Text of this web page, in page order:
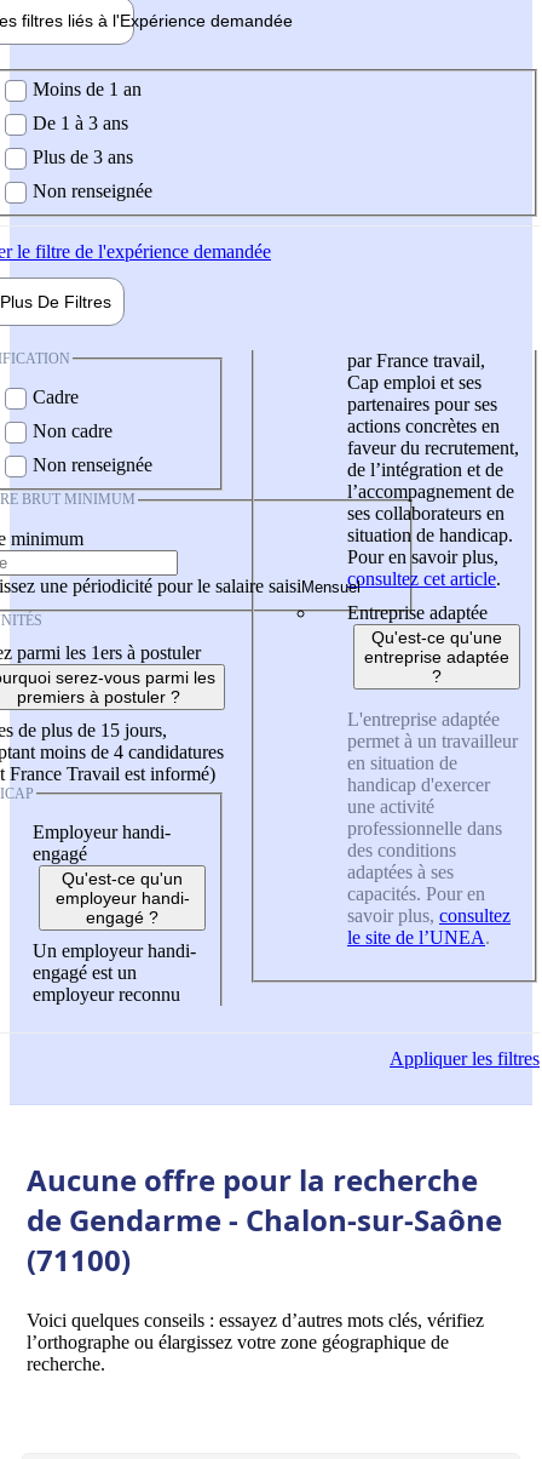
filtres liés à l'Expérience demandée
demandée
Moins de 1 an
De 1 à 3 ans
Plus de 3 ans
Non renseignée
le filtre de l'expérience demandée
Plus De Filtres
Cadre
Non cadre
Non renseignée
BRUT MINIMUM
minimum
une périodicité pour le salaire saisi
parmi les 1ers à postuler
serez-vous parmi les
premiers à postuler ?
de plus de 15 jours,
moins de 4 candidatures
France Travail est informé)
Employeur handi-
engagé
Qu'est-ce qu'un
employeur handi-
engagé ?
Un employeur handi-
engagé est un
employeur reconnu
par France travail,
Cap emploi et ses
partenaires pour ses
actions concrètes en
faveur du recrutement,
de l’intégration et de
l’accompagnement de
ses collaborateurs en
situation de handicap.
Pour en savoir plus,
consultez cet article.
Entreprise adaptée
Qu'est-ce qu'une
entreprise adaptée
?
L'entreprise adaptée
permet à un travailleur
en situation de
handicap d'exercer
une activité
professionnelle dans
des conditions
adaptées à ses
capacités. Pour en
savoir plus, consultez
le site de l’UNEA.
Appliquerles filtres
Aucune offre pour la recherche
de Gendarme - Chalon-sur-Saône
(71100)
Voici quelques conseils : essayez d’autres mots clés, vérifiez
l’orthographe ou élargissez votre zone géographique de
recherche.